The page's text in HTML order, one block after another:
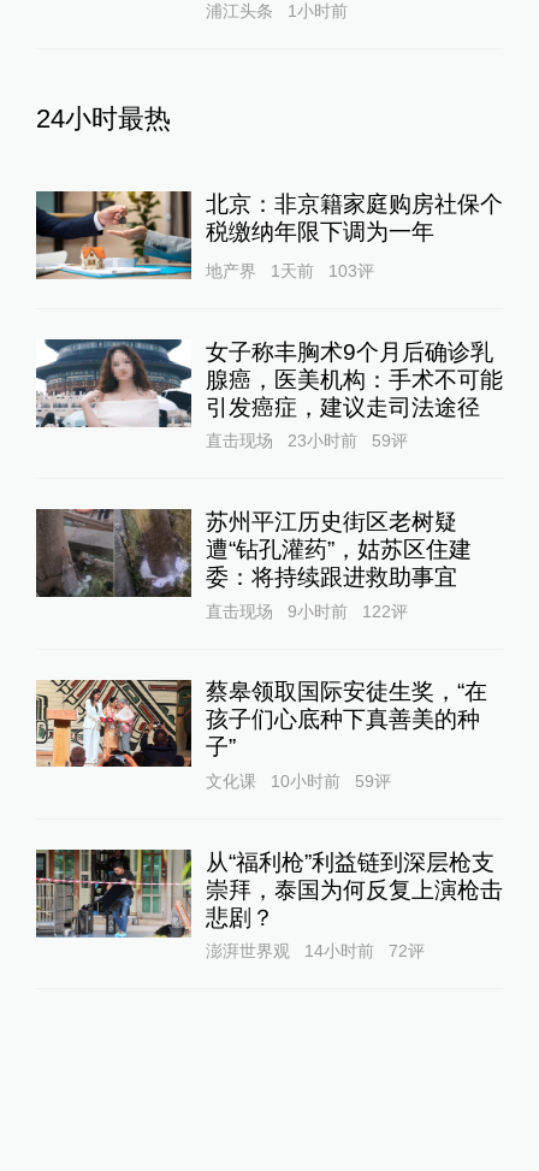
浦江头条 1小时前
24小时最热
北京：非京籍家庭购房社保个
税缴纳年限下调为一年
地产界 1天前 103评
女子称丰胸术9个月后确诊乳
腺癌，医美机构：手术不可能
引发癌症，建议走司法途径
直击现场 23小时前 59评
苏州平江历史街区老树疑
遭“钻孔灌药”，姑苏区住建
委：将持续跟进救助事宜
直击现场 9小时前 122评
蔡皋领取国际安徒生奖，“在
孩子们心底种下真善美的种
子”
文化课 10小时前 59评
从“福利枪”利益链到深层枪支
崇拜，泰国为何反复上演枪击
悲剧？
澎湃世界观 14小时前 72评